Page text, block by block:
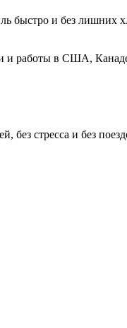
быстро и без лишних
и работы в США,
без стресса и без